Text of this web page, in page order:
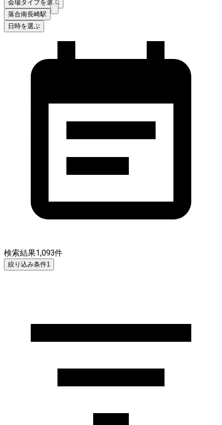
会場タイプを選ぶ
落合南長崎駅
日時を選ぶ
検索結果1,093件
絞り込み条件1